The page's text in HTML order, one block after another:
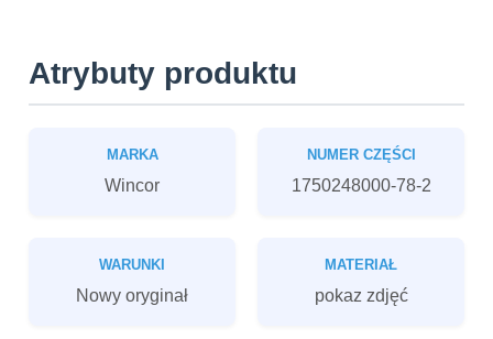
Atrybuty produktu
MARKA
Wincor
NUMER CZĘŚCI
1750248000-78-2
WARUNKI
Nowy oryginał
MATERIAŁ
pokaz zdjęć